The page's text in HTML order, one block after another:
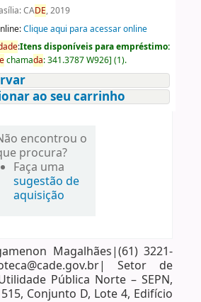
CADE, 2019
Clique aqui para acessar online
de:Itens disponíveis para empréstimo:
chamada:341.3787 W926] (1).
ao seu carrinho
encontrou o
procura?
Faça uma
sugestão de
aquisição
Magalhães|(61) 3221-
Setor de
Pública Norte – SEPN,
Conjunto D, Lote 4, Edifício